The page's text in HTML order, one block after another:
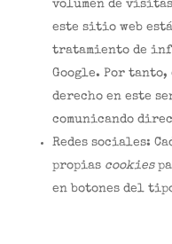
volumen de
este sitio web
tratamiento de
Google. Por
derecho en este
comunicando
Redes sociales:
propias cookies
en botones del